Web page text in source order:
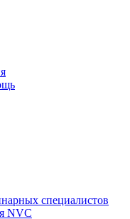
специалистов
NVC